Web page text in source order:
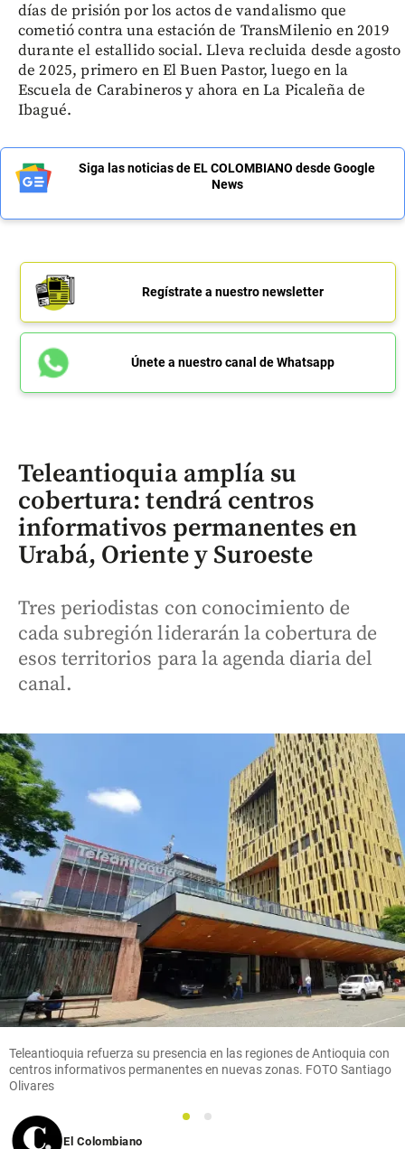
días de prisión por los actos de vandalismo que
cometió contra una estación de TransMilenio en 2019
durante el estallido social. Lleva recluida desde agosto
de 2025, primero en El Buen Pastor, luego en la
Escuela de Carabineros y ahora en La Picaleña de
Ibagué.
Siga las noticias de EL COLOMBIANO desde Google
News
Regístrate a nuestro newsletter
Únete a nuestro canal de Whatsapp
Teleantioquia amplía su
cobertura: tendrá centros
informativos permanentes en
Urabá, Oriente y Suroeste
Tres periodistas con conocimiento de
cada subregión liderarán la cobertura de
esos territorios para la agenda diaria del
canal.
Teleantioquia refuerza su presencia en las regiones de Antioquia con
centros informativos permanentes en nuevas zonas. FOTO Santiago
Olivares
1
2
El Colombiano